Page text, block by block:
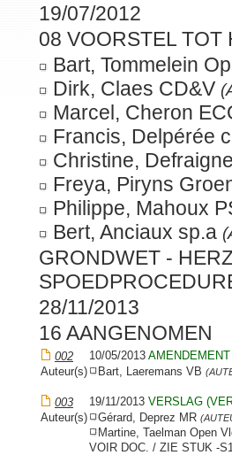
19/07/2012
08 VOORSTEL TOT
Bart, Tommelein
Dirk, Claes CD&V
Marcel, Cheron
Francis, Delpérée
Christine,
Freya, Piryns
Philippe, Mahoux
Bert, Anciaux sp.a
GRONDWET -
28/11/2013
16 AANGENOMEN
002 10/05/2013 AMENDEMENT
Auteur(s)
Bart, Laeremans VB
003 19/11/2013 VERSLAG
Auteur(s)
Gérard, Deprez MR
Martine, Taelman Open
VOIR DOC. / ZIE STUK -